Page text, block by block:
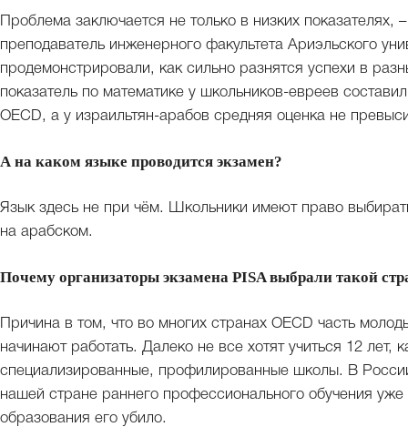
Проблема заключается не только в низких
преподаватель инженерного факультета Ариэльского
продемонстрировали, как сильно разнятся успехи в
показатель по математике у школьников-евреев
OECD, а у израильтян-арабов средняя оценка не
А на каком языке проводится экзамен?
Язык здесь не при чём. Школьники имеют право
на арабском.
Почему организаторы экзамена PISA выбрали такой
Причина в том, что во многих странах OECD часть
начинают работать. Далеко не все хотят учиться 12
специализированные, профилированные школы. В
нашей стране раннего профессионального обучения
образования его убило.